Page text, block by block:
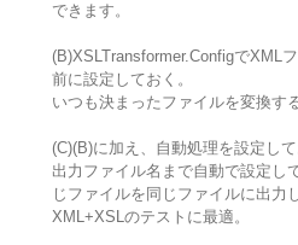
できます。
(B)XSLTransformer.ConfigでXML
前に設定しておく。
いつも決まったファイルを変換す
(C)(B)に加え、自動処理を設定して
出力ファイル名まで自動で設定し
じファイルを同じファイルに出力
XML+XSLのテストに最適。